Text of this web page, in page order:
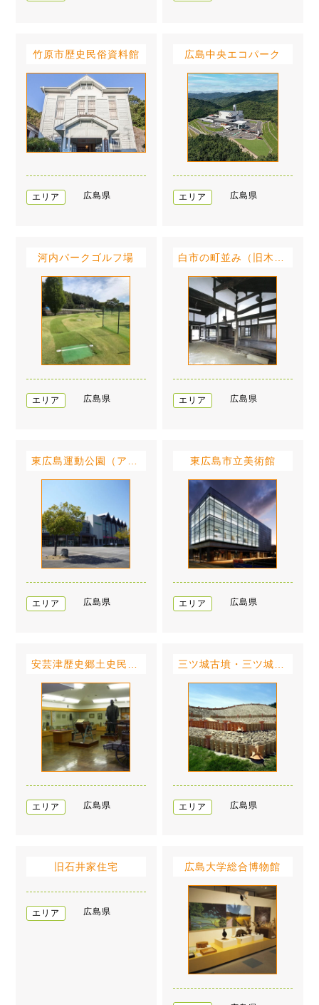
竹原市歴史民俗資料館
エリア 広島県
広島中央エコパーク
エリア 広島県
河内パークゴルフ場
エリア 広島県 エリア 広島県
エリア 広島県
東広島市立美術館
エリア 広島県
エリア 広島県 エリア 広島県
旧石井家住宅
エリア 広島県
広島大学総合博物館